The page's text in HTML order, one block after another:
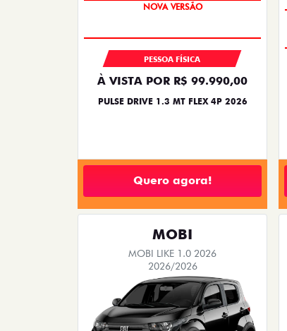
NOVA VERSÃO
PESSOA FÍSICA
À VISTA POR R$ 99.990,00
PULSE DRIVE 1.3 MT FLEX 4P 2026
Quero agora!
MOBI
MOBI LIKE 1.0 2026
2026/2026